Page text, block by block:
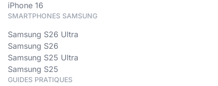
iPhone 16
SMARTPHONES SAMSUNG
Samsung S26 Ultra
Samsung S26
Samsung S25 Ultra
Samsung S25
GUIDES PRATIQUES